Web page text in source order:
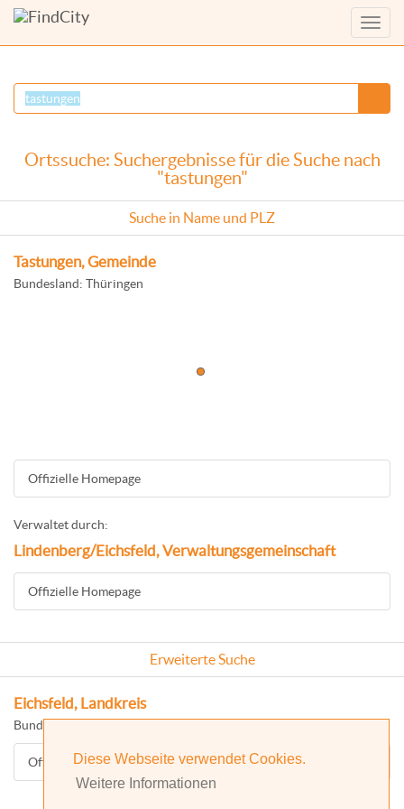
Diese Webseite verwendet Cookies.
Weitere Informationen
Menü
Ortssuche: Suchergebnisse für die Suche nach
"tastungen"
Suche in Name und PLZ
Tastungen, Gemeinde
Bundesland: Thüringen
Offizielle Homepage
Verwaltet durch:
Lindenberg/Eichsfeld, Verwaltungsgemeinschaft
Offizielle Homepage
Erweiterte Suche
Eichsfeld, Landkreis
Bundesland: Thüringen
Offizielle Homepage